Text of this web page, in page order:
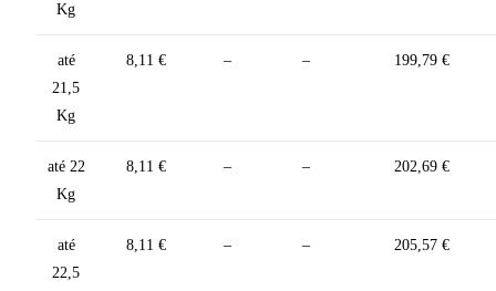
Kg
até
21,5
Kg
8,11 € – – 199,79 €
até 22
Kg
8,11 € – – 202,69 €
até
22,5
8,11 € – – 205,57 €